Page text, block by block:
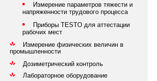
Измерение параметров тяжести и
напряженности трудового процесса
Приборы TESTO для аттестации
рабочих мест
Измерение физических величин в
промышленности
Дозиметрический контроль
Лабораторное оборудование